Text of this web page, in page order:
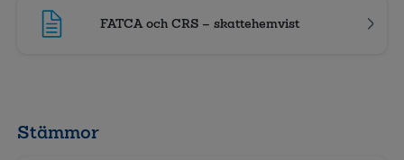
FATCA och CRS – skattehemvist
Stämmor